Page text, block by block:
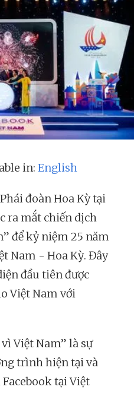
in: English
đoàn Hoa Kỳ tại
ra mắt chiến dịch
để kỷ niệm 25 năm
Nam - Hoa Kỳ. Đây
đầu tiên được
Việt Nam với
Việt Nam” là sự
trình hiện tại và
tại Việt